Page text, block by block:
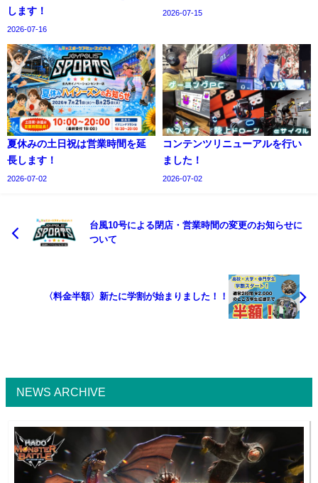
します！
2026-07-16
2026-07-15
夏休みの土日祝は営業時間を延
長します！
2026-07-02
コンテンツリニューアルを行い
ました！
2026-07-02
台風10号による閉店・営業時間の変更のお知らせに
ついて
〈料金半額〉新たに学割が始まりました！！
NEWS ARCHIVE